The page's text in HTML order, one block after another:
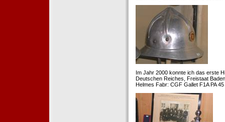
Im Jahr 2000 konnte ich das erste
Deutschen Reiches, Freistaat
Helmes Fabr: CGF Gallet F1A PA